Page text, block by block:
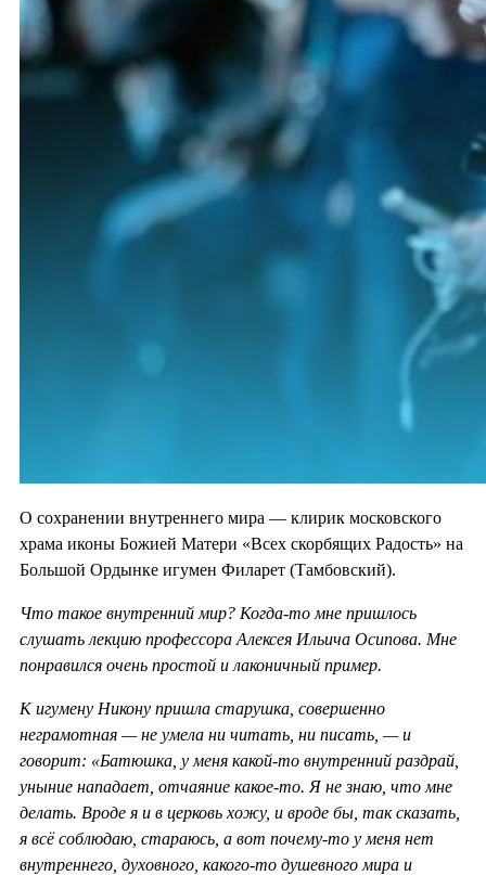
О сохранении внутреннего мира — клирик московского
храма иконы Божией Матери «Всех скорбящих Радость» на
Большой Ордынке игумен Филарет (Тамбовский).
Что такое внутренний мир? Когда-то мне пришлось
слушать лекцию профессора Алексея Ильича Осипова. Мне
понравился очень простой и лаконичный пример.
К игумену Никону пришла старушка, совершенно
неграмотная — не умела ни читать, ни писать, — и
говорит: «Батюшка, у меня какой-то внутренний раздрай,
уныние нападает, отчаяние какое-то. Я не знаю, что мне
делать. Вроде я и в церковь хожу, и вроде бы, так сказать,
я всё соблюдаю, стараюсь, а вот почему-то у меня нет
внутреннего, духовного, какого-то душевного мира и